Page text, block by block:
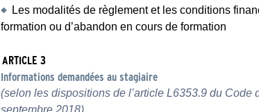
Les modalités de règlement et les conditions
formation ou d’abandon en cours de formation
ARTICLE 3
Informations demandées au stagiaire
(selon les dispositions de l’article L6353.9 du
septembre 2018)